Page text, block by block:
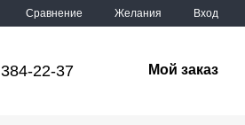
Сравнение Желания Вход
22-37 Мой заказ